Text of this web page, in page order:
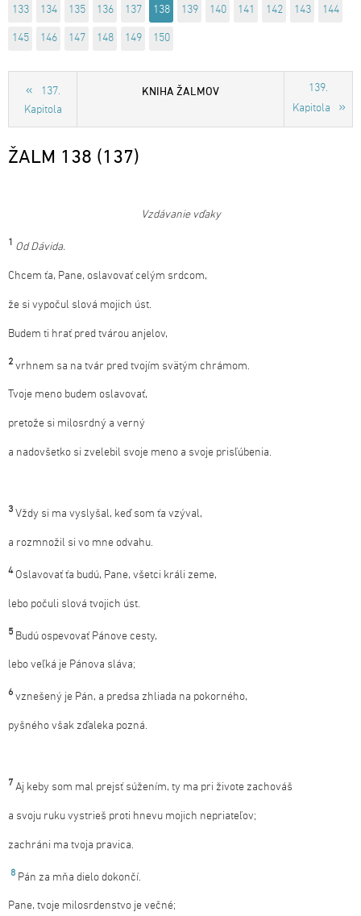
133 134 135 136 137 138 139 140 141 142 143 144
145 146 147 148 149 150
137.
Kapitola
KNIHA ŽALMOV
139.
Kapitola
ŽALM 138 (137)
Vzdávanie vďaky
1 Od Dávida.
Chcem ťa, Pane, oslavovať celým srdcom,
že si vypočul slová mojich úst.
Budem ti hrať pred tvárou anjelov,
2 vrhnem sa na tvár pred tvojím svätým chrámom.
Tvoje meno budem oslavovať,
pretože si milosrdný a verný
a nadovšetko si zvelebil svoje meno a svoje prisľúbenia.
3 Vždy si ma vyslyšal, keď som ťa vzýval,
a rozmnožil si vo mne odvahu.
4 Oslavovať ťa budú, Pane, všetci králi zeme,
lebo počuli slová tvojich úst.
5 Budú ospevovať Pánove cesty,
lebo veľká je Pánova sláva;
6 vznešený je Pán, a predsa zhliada na pokorného,
pyšného však zďaleka pozná.
7 Aj keby som mal prejsť súžením, ty ma pri živote zachováš
a svoju ruku vystrieš proti hnevu mojich nepriateľov;
zachráni ma tvoja pravica.
8 Pán za mňa dielo dokončí.
Pane, tvoje milosrdenstvo je večné;